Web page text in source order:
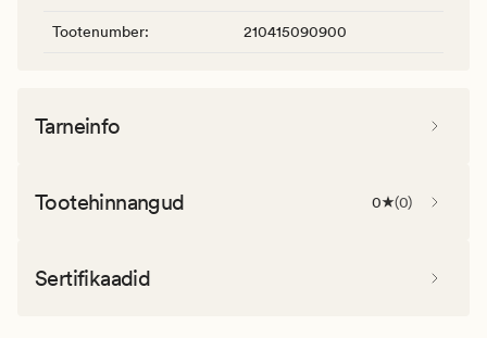
Tootenumber: 210415090900
Tarneinfo
Tootehinnangud 0 (0)
Sertifikaadid